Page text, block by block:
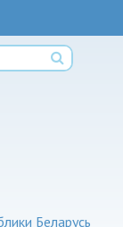
Беларусь